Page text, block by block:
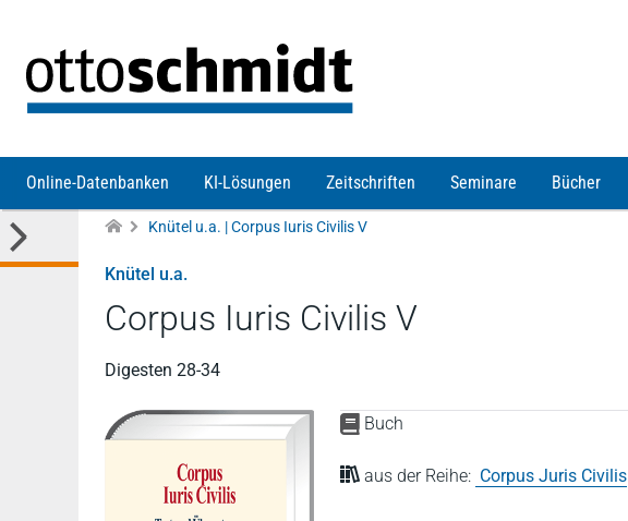
Online-Datenbanken KI-Lösungen Zeitschriften Seminare Bücher
Knütel u.a. | Corpus Iuris Civilis V
Knütel u.a.
Corpus Iuris Civilis V
Digesten 28-34
Buch
aus der Reihe: Corpus Juris Civilis